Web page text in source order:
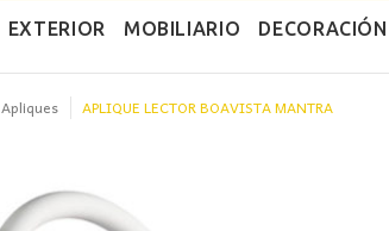
EXTERIOR MOBILIARIO DECORACIÓN
Apliques APLIQUE LECTOR BOAVISTA MANTRA